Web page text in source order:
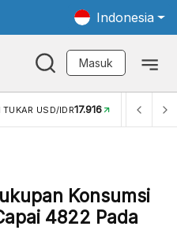
Indonesia
Masuk
TUKAR USD/IDR17.916 INFLASI
Konsumsi
4822 Pada